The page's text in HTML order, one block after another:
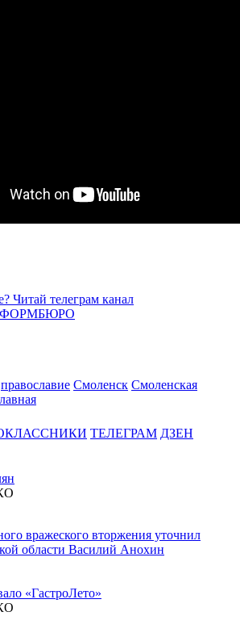
Читай телеграм канал
православие Смоленск Смоленская
ТЕЛЕГРАМ ДЗЕН
вражеского вторжения уточнил
области Василий Анохин
«ГастроЛето»